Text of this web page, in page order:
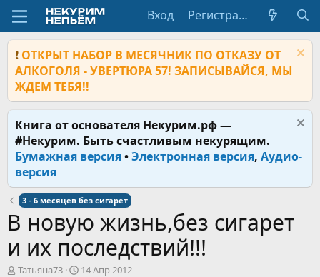
Вход Регистрация
❗ ОТКРЫТ НАБОР В МЕСЯЧНИК ПО ОТКАЗУ ОТ
АЛКОГОЛЯ - УВЕРТЮРА 57! ЗАПИСЫВАЙСЯ, МЫ
ЖДЕМ ТЕБЯ!!
Книга от основателя Некурим.рф —
#Некурим. Быть счастливым некурящим.
Бумажная версия•Электронная версия, Аудио-
версия
3 - 6 месяцев без сигарет
В новую жизнь,без сигарет
и их последствий!!!
А
Татьяна73
Д
14 Апр 2012